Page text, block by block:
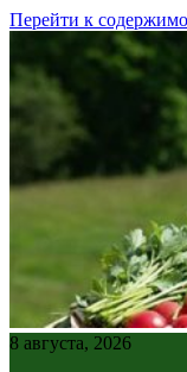
Перейти к
8 августа, 2026